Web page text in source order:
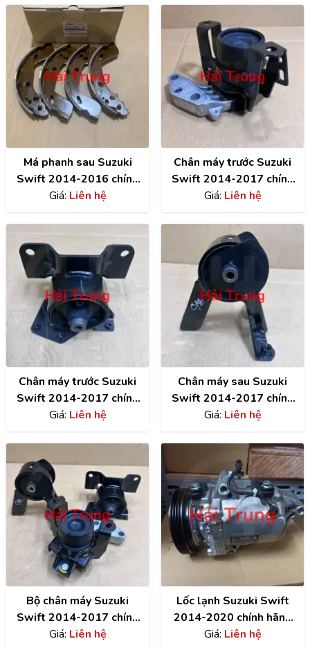
Má phanh sau Suzuki
Swift 2014-2016 chính
hãng 53200-58M00-000
Giá: Liên hệ
Chân máy trước Suzuki
Swift 2014-2017 chính
hãng 11610-58MA0-000
Giá: Liên hệ
Chân máy trước Suzuki
Swift 2014-2017 chính
hãng 11620-58MC0-000
Giá: Liên hệ
Chân máy sau Suzuki
Swift 2014-2017 chính
hãng 11710-58MB0-000
Giá: Liên hệ
Bộ chân máy Suzuki
Swift 2014-2017 chính
hãng
Giá: Liên hệ
Lốc lạnh Suzuki Swift
2014-2020 chính hãng
Denso
Giá: Liên hệ